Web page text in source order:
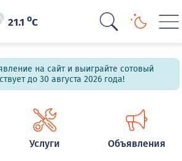
21.1oC
на сайт и выиграйте сотовый
до 30 августа 2026 года!
Услуги Объявления